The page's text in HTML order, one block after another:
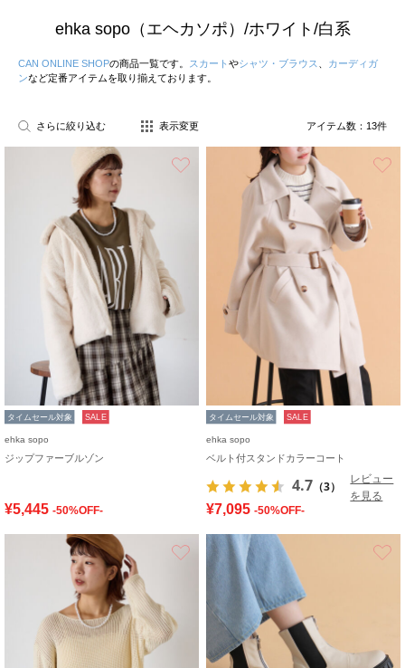
ehka sopo（エヘカソポ）/ホワイト/白系
CAN ONLINE SHOPの商品一覧です。 スカート やシャツ・ブラウス
カーディガ
ンなど定番アイテムを取り揃えております。
さらに絞り込む 表示変更 アイテム数： 13件
タイムセール対象 SALE
ehka sopo
ジップファーブルゾン
¥5,445 -50%OFF-
タイムセール対象 SALE
ehka sopo
ベルト付スタンドカラーコート
4.7 （3）
レビュー
を見る
¥7,095 -50%OFF-
お気に入り